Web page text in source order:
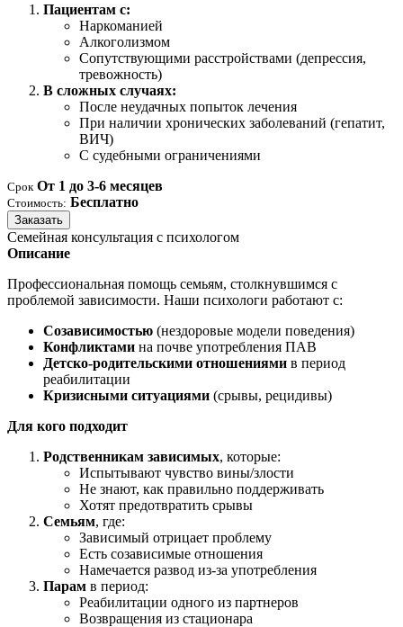
Пациентам с:
Наркоманией
Алкоголизмом
Сопутствующими расстройствами (депрессия,
тревожность)
В сложных случаях:
После неудачных попыток лечения
При наличии хронических заболеваний (гепатит,
ВИЧ)
С судебными ограничениями
Срок От 1 до 3-6 месяцев
Стоимость: Бесплатно
Заказать
Семейная консультация с психологом
Описание
Профессиональная помощь семьям, столкнувшимся с
проблемой зависимости. Наши психологи работают с:
Созависимостью (нездоровые модели поведения)
Конфликтами на почве употребления ПАВ
Детско-родительскими отношениями в период
реабилитации
Кризисными ситуациями (срывы, рецидивы)
Для кого подходит
Родственникам зависимых, которые:
Испытывают чувство вины/злости
Не знают, как правильно поддерживать
Хотят предотвратить срывы
Семьям, где:
Зависимый отрицает проблему
Есть созависимые отношения
Намечается развод из-за употребления
Парам в период:
Реабилитации одного из партнеров
Возвращения из стационара